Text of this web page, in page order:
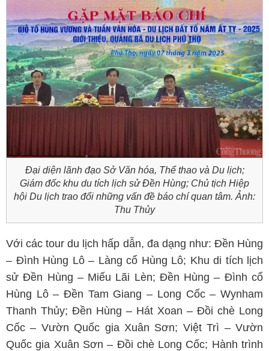
Đại diện lãnh đạo Sở Văn hóa, Thể thao và Du lịch;
Giám đốc khu du tích lịch sử Đền Hùng; Chủ tịch Hiệp
hội Du lịch trao đổi những vấn đề báo chí quan tâm. Ảnh:
Thu Thủy
Với các tour du lịch hấp dẫn, đa dạng như: Đền Hùng
– Đình Hùng Lô – Làng cổ Hùng Lô; Khu di tích lịch
sử Đền Hùng – Miếu Lãi Lèn; Đền Hùng – Đình cổ
Hùng Lô – Đền Tam Giang – Long Cốc – Wynham
Thanh Thủy; Đền Hùng – Hát Xoan – Đồi chè Long
Cốc – Vườn Quốc gia Xuân Sơn; Việt Trì – Vườn
Quốc gia Xuân Sơn – Đồi chè Long Cốc; Hành trình